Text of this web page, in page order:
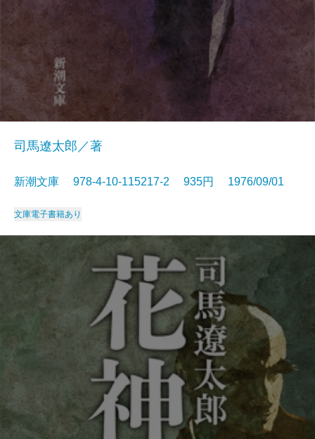
司馬遼太郎／著
新潮文庫 978-4-10-115217-2 935円 1976/09/01
文庫電子書籍あり